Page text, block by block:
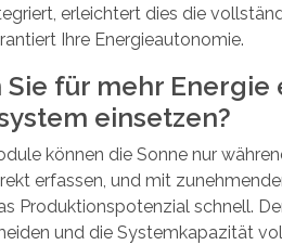
erleichtert dies die
Ihre Energieautonomie.
für mehr Energie
einsetzen?
können die Sonne nur
erfassen, und mit
Produktionspotenzial schnell.
und die Systemkapazität